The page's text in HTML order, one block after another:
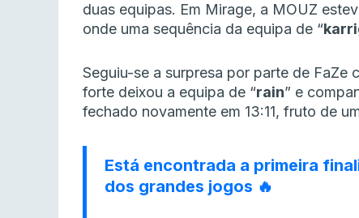
duas equipas. Em Mirage, a MOUZ
onde uma sequência da equipa de “
Seguiu-se a surpresa por parte de FaZe
forte deixou a equipa de “rain” e
fechado novamente em 13:11, fruto de
Está encontrada a primeira
dos grandes jogos 🔥